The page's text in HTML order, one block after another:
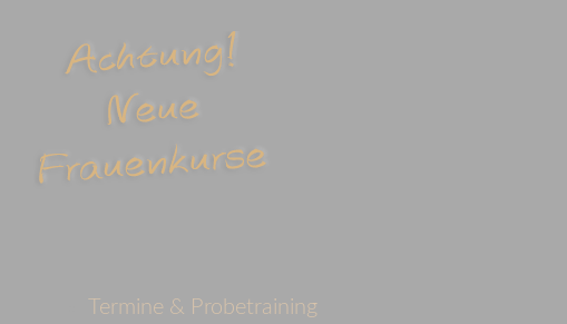
Termine & Probetraining